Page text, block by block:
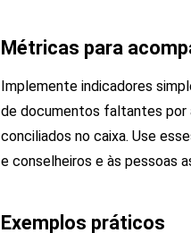
Métricas para
Implemente indicadores
de documentos faltantes por
conciliados no caixa. Use
e conselheiros e às pessoas
Exemplos práticos